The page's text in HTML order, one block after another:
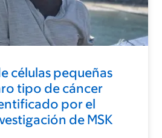
células pequeñas
tipo de cáncer
por el
de MSK